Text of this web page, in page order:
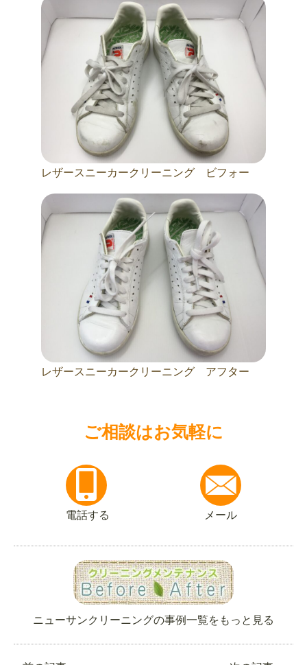
レザースニーカークリーニング ビフォー
レザースニーカークリーニング アフター
ご相談はお気軽に
電話する メール
ニューサンクリーニングの事例一覧をもっと見る